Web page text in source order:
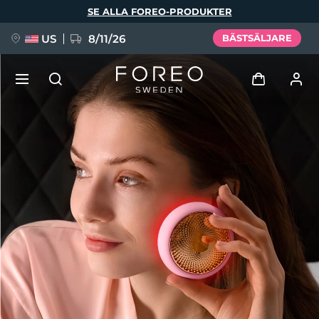
SE ALLA FOREO-PRODUKTER
US 8/11/26 BÄSTSÄLJARE
Logga in
Användarprofil
Mina enheter
Mina beställningar
Mina adresser
Mina prenumerationer
FAQ™ Pure Beauty-Tech Elixir
BREAKING NEWS
issa™ Teeth Whitening Set
Deutsch
Español
Français
Italiano
Português
Polski
Svenska
Русский
Türkçe
简体中文 繁體中文